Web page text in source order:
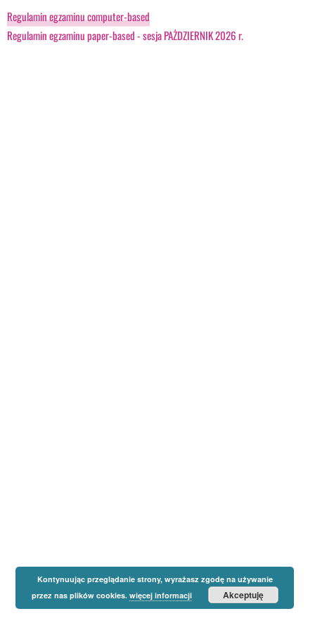
Regulamin egzaminu computer-based
Regulamin egzaminu paper-based - sesja PAŻDZIERNIK 2026 r.
Kontynuując przeglądanie strony, wyrażasz zgodę na używanie
przez nas plików cookies. więcej informacji Akceptuję